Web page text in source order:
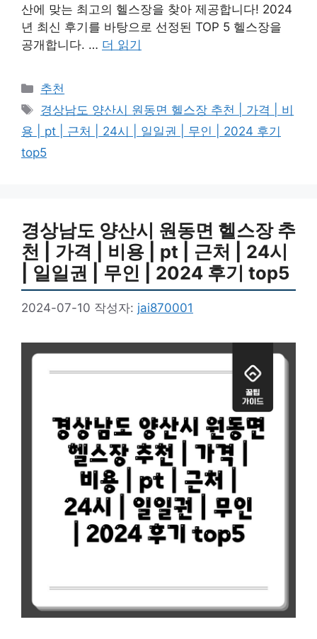
산에 맞는 최고의 헬스장을 찾아 제공합니다! 2024
년 최신 후기를 바탕으로 선정된 TOP 5 헬스장을
공개합니다. … 더 읽기
카
테
리
추천
태
그
경상남도 양산시 원동면 헬스장 추천 | 가격 | 비
용 | pt | 근처 | 24시 | 일일권 | 무인 | 2024 후기
top5
경상남도 양산시 원동면 헬스장 추
천 | 가격 | 비용 | pt | 근처 | 24시
| 일일권 | 무인 | 2024 후기 top5
2024-07-10 작성자: jai870001